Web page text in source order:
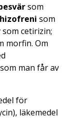
som
som
som cetirizin;
morfin. Om
man får av
för
läkemedel